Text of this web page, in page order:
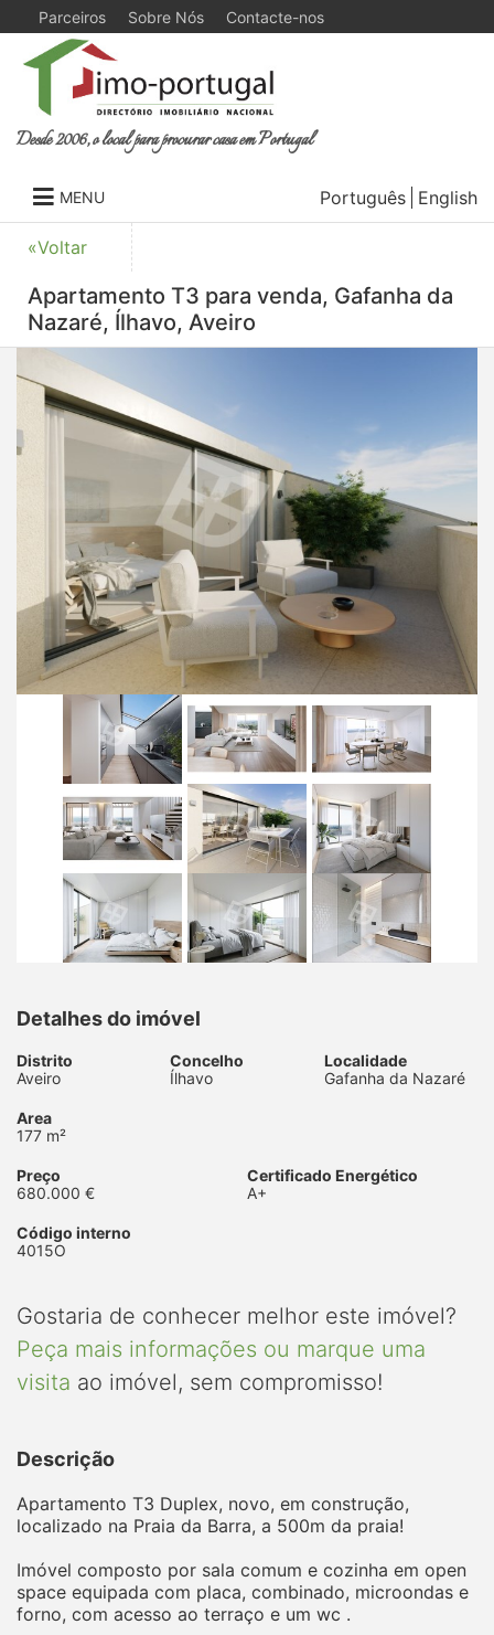
Parceiros Sobre Nós Contacte-nos
Desde 2006, o local para procurar casa em Portugal
MENU Português English
«Voltar
Apartamento T3 para venda, Gafanha da
Nazaré, Ílhavo, Aveiro
Detalhes do imóvel
Distrito
Aveiro
Concelho
Ílhavo
Localidade
Gafanha da Nazaré
Area
177 m²
Preço
680.000 €
Certificado Energético
A+
Código interno
4015O
Gostaria de conhecer melhor este imóvel?
Peça mais informações ou marque uma
visita ao imóvel, sem compromisso!
Descrição
Apartamento T3 Duplex, novo, em construção,
localizado na Praia da Barra, a 500m da praia!
Imóvel composto por sala comum e cozinha em open
space equipada com placa, combinado, microondas e
forno, com acesso ao terraço e um wc .